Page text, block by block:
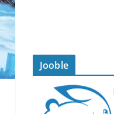
Jooble